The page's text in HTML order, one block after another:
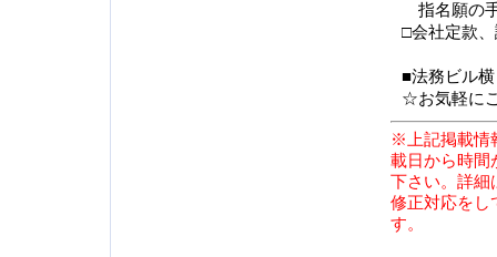
指名願の
□会社定款
■法務ビル
☆お気軽に
※上記掲載情
載日から時間
下さい。詳細
修正対応をし
す。